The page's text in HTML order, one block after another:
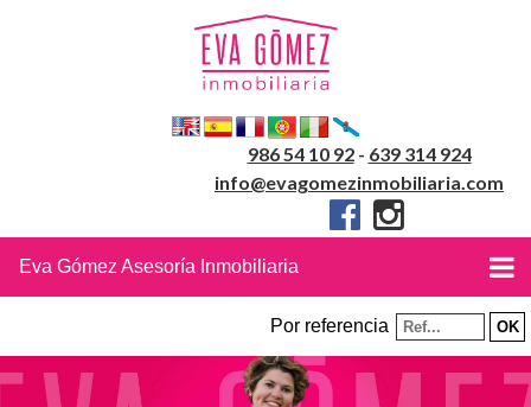
986 54 10 92- 639 314 924
info@evagomezinmobiliaria.com
Eva Gómez Asesoría Inmobiliaria
Por referencia